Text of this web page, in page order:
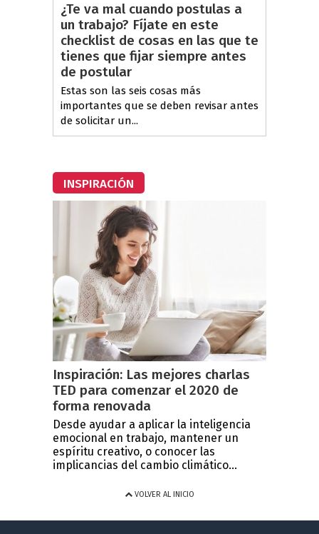
¿Te va mal cuando postulas a
un trabajo? Fíjate en este
checklist de cosas en las que te
tienes que fijar siempre antes
de postular
Estas son las seis cosas más
importantes que se deben revisar antes
de solicitar un...
INSPIRACIÓN
Inspiración: Las mejores charlas
TED para comenzar el 2020 de
forma renovada
Desde ayudar a aplicar la inteligencia
emocional en trabajo, mantener un
espíritu creativo, o conocer las
implicancias del cambio climático...
VOLVER AL INICIO